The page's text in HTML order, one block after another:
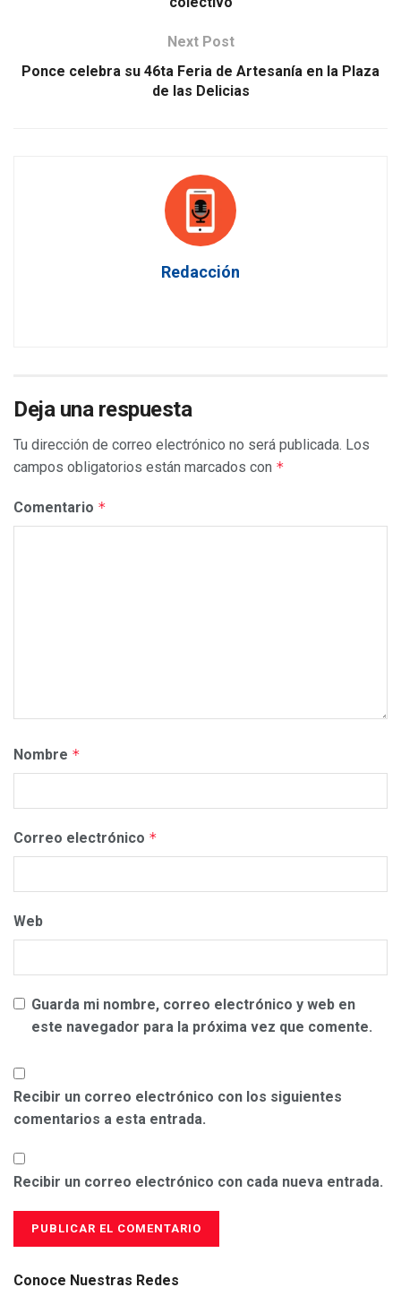
Next Post
Ponce celebra su 46ta Feria de Artesanía en la Plaza
de las Delicias
Redacción
Deja una respuesta
Tu dirección de correo electrónico no será publicada. Los
campos obligatorios están marcados con *
Comentario *
Nombre *
Correo electrónico *
Web
Guarda mi nombre, correo electrónico y web en
este navegador para la próxima vez que comente.
Recibir un correo electrónico con los siguientes
comentarios a esta entrada.
Recibir un correo electrónico con cada nueva entrada.
Conoce Nuestras Redes